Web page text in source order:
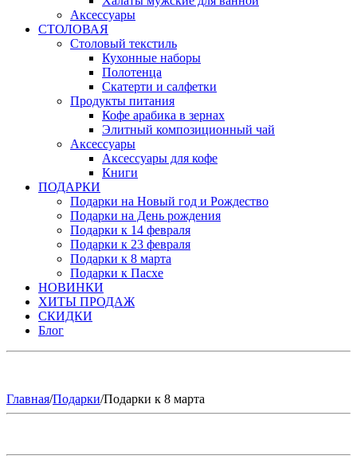
Аксессуары
СТОЛОВАЯ
Столовый текстиль
Кухонные наборы
Полотенца
Скатерти и салфетки
Продукты питания
Кофе арабика в зернах
Элитный композиционный чай
Аксессуары
Аксессуары для кофе
Книги
ПОДАРКИ
Подарки на Новый год и Рождество
Подарки на День рождения
Подарки к 14 февраля
Подарки к 23 февраля
Подарки к 8 марта
Подарки к Пасхе
НОВИНКИ
ХИТЫ ПРОДАЖ
СКИДКИ
Блог
Главная/Подарки/Подарки к 8 марта